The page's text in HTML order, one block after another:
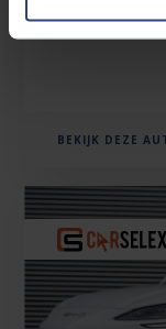
BEKIJK DEZE